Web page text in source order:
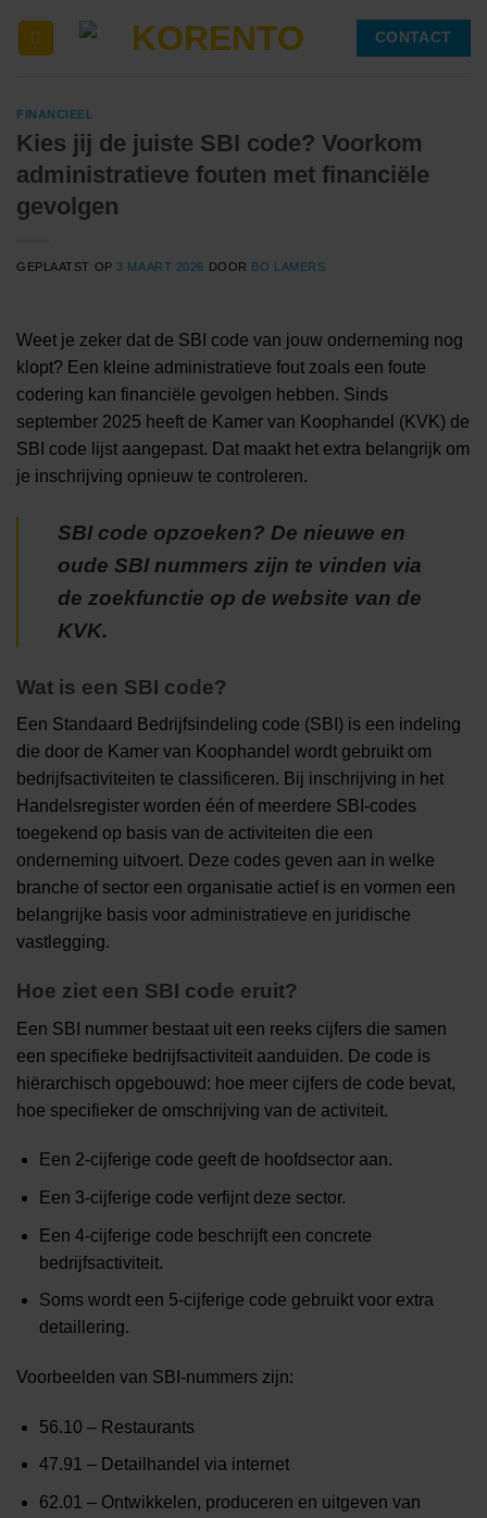
naar
CONTACT
FINANCIEEL
Kies jij de juiste SBI code? Voorkom
administratieve fouten met financiële
gevolgen
GEPLAATST OP3 MAART 2026 DOOR BO LAMERS
Weet je zeker dat de SBI code van jouw onderneming nog
klopt? Een kleine administratieve fout zoals een foute
codering kan financiële gevolgen hebben. Sinds
september 2025 heeft de Kamer van Koophandel (KVK) de
SBI code lijst aangepast. Dat maakt het extra belangrijk om
je inschrijving opnieuw te controleren.
SBI code opzoeken? De nieuwe en
oude SBI nummers zijn te vinden via
de zoekfunctie op de website van de
KVK.
Wat is een SBI code?
Een Standaard Bedrijfsindeling code (SBI) is een indeling
die door de Kamer van Koophandel wordt gebruikt om
bedrijfsactiviteiten te classificeren. Bij inschrijving in het
Handelsregister worden één of meerdere SBI-codes
toegekend op basis van de activiteiten die een
onderneming uitvoert. Deze codes geven aan in welke
branche of sector een organisatie actief is en vormen een
belangrijke basis voor administratieve en juridische
vastlegging.
Hoe ziet een SBI code eruit?
Een SBI nummer bestaat uit een reeks cijfers die samen
een specifieke bedrijfsactiviteit aanduiden. De code is
hiërarchisch opgebouwd: hoe meer cijfers de code bevat,
hoe specifieker de omschrijving van de activiteit.
Een 2-cijferige code geeft de hoofdsector aan.
Een 3-cijferige code verfijnt deze sector.
Een 4-cijferige code beschrijft een concrete
bedrijfsactiviteit.
Soms wordt een 5-cijferige code gebruikt voor extra
detaillering.
Voorbeelden van SBI-nummers zijn:
56.10 – Restaurants
47.91 – Detailhandel via internet
62.01 – Ontwikkelen, produceren en uitgeven van